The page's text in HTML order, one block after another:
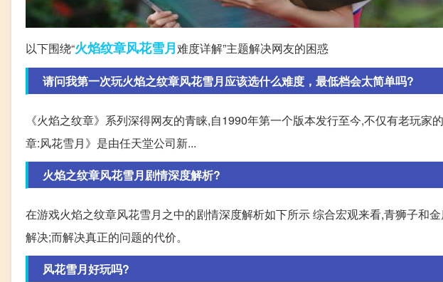
以下围绕“火焰纹章风花雪月难度详解”主题解决网友的困惑
请问我第一次玩火焰之纹章风花雪月应该选什么难度，最低档会太简单吗?
《火焰之纹章》系列深得网友的青睐,自1990年第一个版本发行至今,不仅有老玩
章:风花雪月》是由任天堂公司新...
火焰之纹章风花雪月剧情深度解析?
在游戏火焰之纹章风花雪月之中的剧情深度解析如下所示 综合宏观来看,青狮子和
解决;而解决真正的问题的代价。
风花雪月好玩吗?